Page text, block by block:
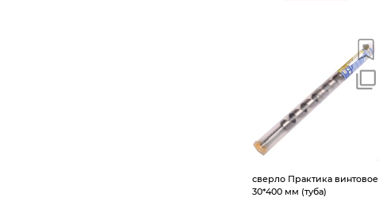
сверло Практика винтовое
30*400 мм (туба)